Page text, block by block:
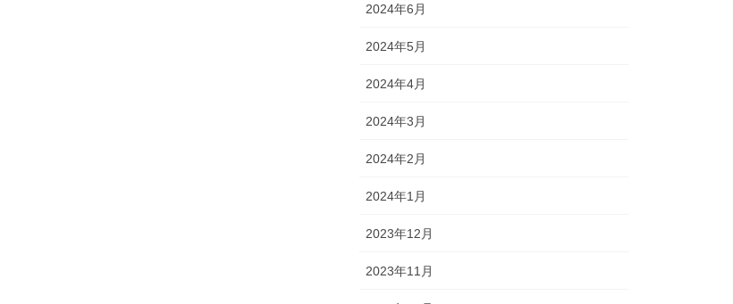
2024年6月
2024年5月
2024年4月
2024年3月
2024年2月
2024年1月
2023年12月
2023年11月